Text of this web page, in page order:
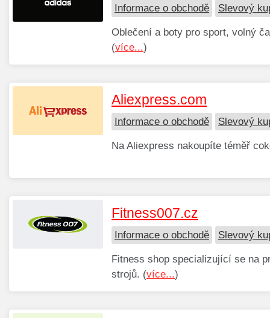
Informace o obchodě Slevový
Oblečení a boty pro sport, volný
(více...)
Aliexpress.com
Informace o obchodě Slevový
Na Aliexpress nakoupíte téměř
Fitness007.cz
Informace o obchodě Slevový
Fitness shop specializující se na
strojů. (více...)